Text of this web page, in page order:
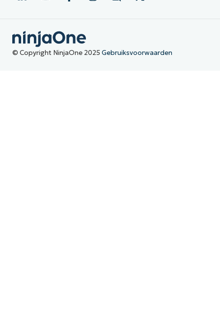
© Copyright NinjaOne 2025 Gebruiksvoorwaarden